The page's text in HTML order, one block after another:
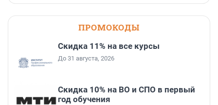
ПРОМОКОДЫ
Скидка 11% на все курсы
До 31 августа, 2026
Скидка 10% на ВО и СПО в первый
год обучения